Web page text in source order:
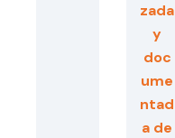
zada
y
doc
ume
ntad
a de